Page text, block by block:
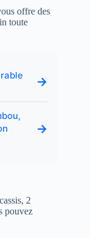
offre des
toute
→
→
2
pouvez